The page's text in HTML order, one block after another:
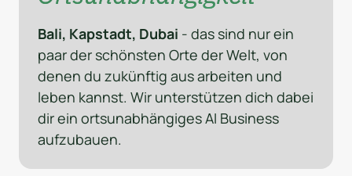
Bali, Kapstadt, Dubai - das sind nur ein
paar der schönsten Orte der Welt, von
denen du zukünftig aus arbeiten und
leben kannst. Wir unterstützen dich dabei
dir ein ortsunabhängiges AI Business
aufzubauen.